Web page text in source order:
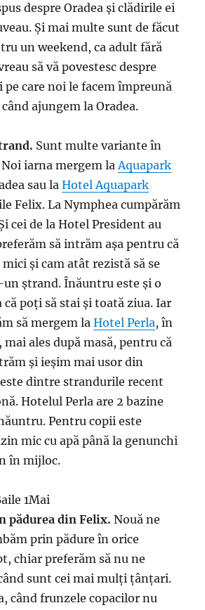
despre Oradea și clădirile ei
Și mai multe sunt de făcut
un weekend, ca adult fără
să vă povestesc despre
care noi le facem împreună
ajungem la Oradea.
Sunt multe variante în
Noi iarna mergem laAquapark
sau laHotel Aquapark
Felix. La Nymphea cumpărăm
cei de la Hotel President au
să intrăm așa pentru că
și cam atât rezistă să se
ștrand. Înăuntru este și o
că poți să stai și toată ziua. Iar
să mergem laHotel Perla, în
mai ales după masă, pentru că
și ieșim mai usor din
dintre strandurile recent
Hotelul Perla are 2 bazine
Pentru copii este
mic cu apă până la genunchi
în mijloc.
pădurea din Felix.Nouă ne
prin pădure în orice
chiar preferăm să nu ne
sunt cei mai mulți țânțari.
când frunzele copacilor nu